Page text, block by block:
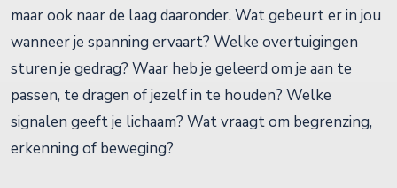
maar ook naar de laag daaronder. Wat gebeurt er in jou
wanneer je spanning ervaart? Welke overtuigingen
sturen je gedrag? Waar heb je geleerd om je aan te
passen, te dragen of jezelf in te houden? Welke
signalen geeft je lichaam? Wat vraagt om begrenzing,
erkenning of beweging?